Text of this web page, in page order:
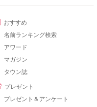
おすすめ
名前ランキング検索
アワード
マガジン
タウン誌
プレゼント
プレゼント＆アンケート